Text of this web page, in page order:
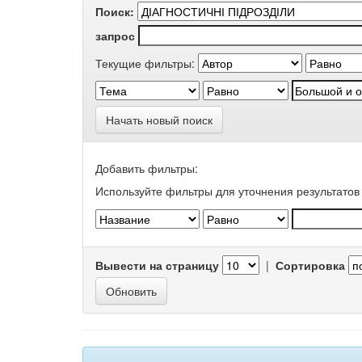
Поиск:
запрос
Текущие фильтры:
Начать новый поиск
Добавить фильтры:
Используйте фильтры для уточнения
Вывести на страницу | Сортировка